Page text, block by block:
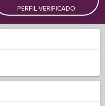
PERFIL VERIFICADO